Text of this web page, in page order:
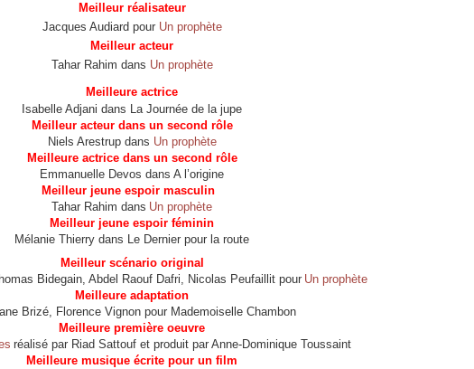
Meilleur réalisateur
Jacques Audiard pour Un prophète
Meilleur acteur
Tahar Rahim dans Un prophète
Meilleure actrice
Isabelle Adjani dans La Journée de la jupe
Meilleur acteur dans un second rôle
Niels Arestrup dans Un prophète
Meilleure actrice dans un second rôle
Emmanuelle Devos dans A l’origine
Meilleur jeune espoir masculin
Tahar Rahim dans Un prophète
Meilleur jeune espoir féminin
Mélanie Thierry dans Le Dernier pour la route
Meilleur scénario original
Bidegain, Abdel Raouf Dafri, Nicolas Peufaillit pour Un prophète
Meilleure adaptation
Brizé, Florence Vignon pour Mademoiselle Chambon
Meilleure première oeuvre
réalisé par Riad Sattouf et produit par Anne-Dominique Toussaint
Meilleure musique écrite pour un film